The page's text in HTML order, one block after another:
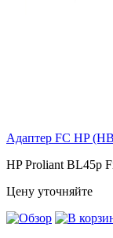
Адаптер FC HP
HP Proliant BL45p
Цену уточняйте